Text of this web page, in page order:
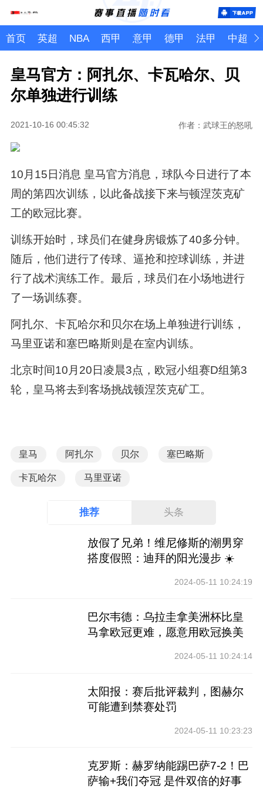
首页 英超 NBA 西甲 意甲 德甲 法甲 中超
皇马官方：阿扎尔、卡瓦哈尔、贝
尔单独进行训练
2021-10-16 00:45:32 作者：武球王的怒吼
10月15日消息 皇马官方消息，球队今日进行了本
周的第四次训练，以此备战接下来与顿涅茨克矿
工的欧冠比赛。
训练开始时，球员们在健身房锻炼了40多分钟。
随后，他们进行了传球、逼抢和控球训练，并进
行了战术演练工作。最后，球员们在小场地进行
了一场训练赛。
阿扎尔、卡瓦哈尔和贝尔在场上单独进行训练，
马里亚诺和塞巴略斯则是在室内训练。
北京时间10月20日凌晨3点，欧冠小组赛D组第3
轮，皇马将去到客场挑战顿涅茨克矿工。
皇马 阿扎尔 贝尔 塞巴略斯
卡瓦哈尔 马里亚诺
推荐 头条
放假了兄弟！维尼修斯的潮男穿
搭度假照：迪拜的阳光漫步 ☀️
2024-05-11 10:24:19
巴尔韦德：乌拉圭拿美洲杯比皇
马拿欧冠更难，愿意用欧冠换美
2024-05-11 10:24:14
太阳报：赛后批评裁判，图赫尔
可能遭到禁赛处罚
2024-05-11 10:23:23
克罗斯：赫罗纳能踢巴萨7-2！巴
萨输+我们夺冠 是件双倍的好事